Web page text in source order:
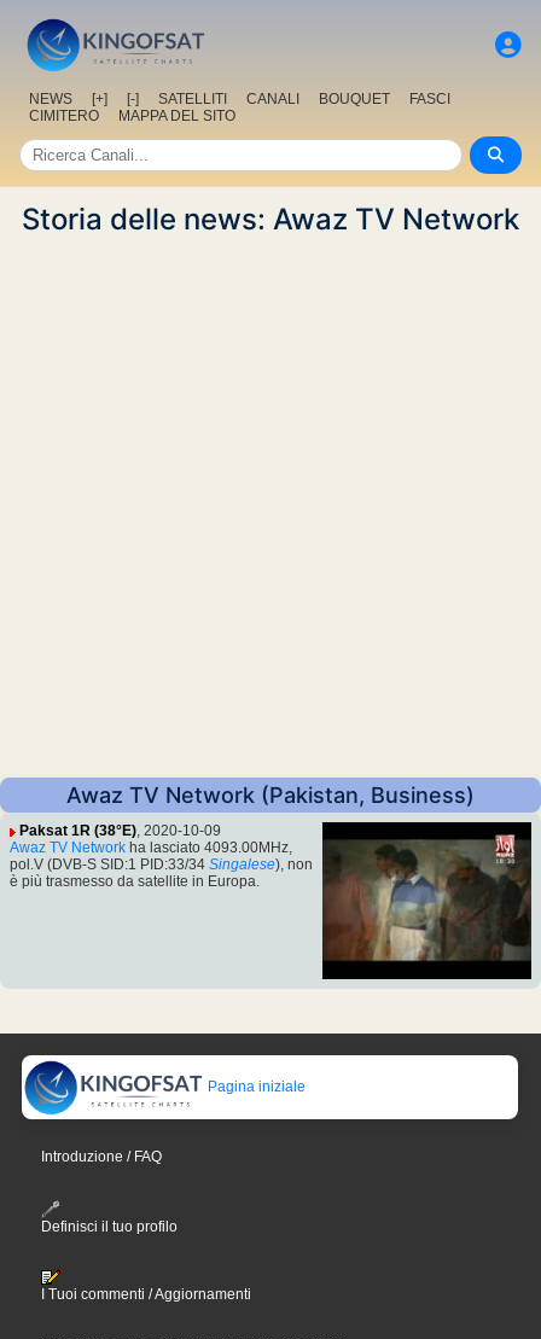
NEWS [+] [-] SATELLITI CANALI BOUQUET
FASCI
CIMITERO
MAPPA DEL SITO
Storia delle news: Awaz TV Network
Awaz TV Network (Pakistan, Business)
Paksat 1R (38°E), 2020-10-09
Awaz TV Network ha lasciato 4093.00MHz,
pol.V (DVB-S SID:1 PID:33/34 Singalese), non
è più trasmesso da satellite in Europa.
Pagina iniziale
Introduzione / FAQ
Definisci il tuo profilo
I Tuoi commenti / Aggiornamenti